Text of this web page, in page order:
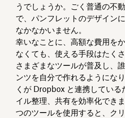
うでしょうか。ごく普通の不
で、パンフレットのデザイン
なかなかいません。
幸いなことに、高額な費用を
なくても、使える手段はたく
さまざまなツールが普及し、
ンツを自分で作れるようにな
くが Dropbox と連携している
イル整理、共有を効率化でき
つのツールを使用すると、ク